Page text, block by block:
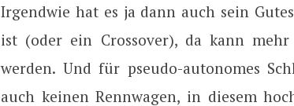
Irgendwie hat es ja dann auch sein
ist (oder ein Crossover), da kann
werden. Und für pseudo-autonomes
auch keinen Rennwagen, in diesem